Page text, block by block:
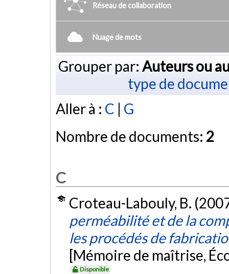
Réseau de collaboration
Nuage de mots
Grouper par: Auteurs ou
type de
Aller à : C | G
Nombre de documents: 2
C
Croteau-Labouly, B.
perméabilité et de la
les procédés de
[Mémoire de maîtrise,
Disponible